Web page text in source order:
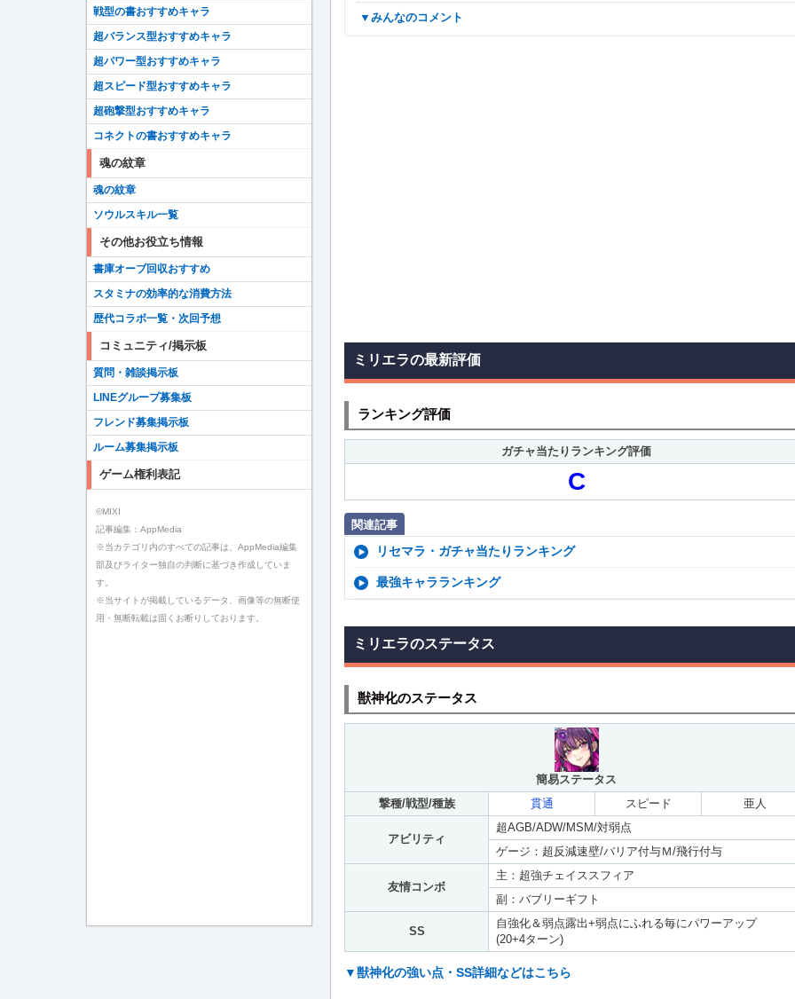
▼みんなのコメント
ミリエラの最新評価
ランキング評価
ガチャ当たりランキング評価
C
関連記事
リセマラ・ガチャ当たりランキング
最強キャラランキング
ミリエラのステータス
獣神化のステータス
簡易ステータス
撃種/戦型/種族
貫通 スピード 亜人
アビリティ
超AGB/ADW/MSM/対弱点
ゲージ：超反減速壁/バリア付与Ｍ/飛行付与
友情コンボ
主：超強チェイススフィア
副：バブリーギフト
SS
自強化＆弱点露出+弱点にふれる毎にパワーアップ
(20+4ターン)
▼獣神化の強い点・SS詳細などはこちら
戦型の書おすすめキャラ
超バランス型おすすめキャラ
超パワー型おすすめキャラ
超スピード型おすすめキャラ
超砲撃型おすすめキャラ
コネクトの書おすすめキャラ
魂の紋章
魂の紋章
ソウルスキル一覧
その他お役立ち情報
書庫オーブ回収おすすめ
スタミナの効率的な消費方法
歴代コラボ一覧・次回予想
コミュニティ/掲示板
質問・雑談掲示板
LINEグループ募集板
フレンド募集掲示板
ルーム募集掲示板
ゲーム権利表記
©MIXI
記事編集：AppMedia
※当カテゴリ内のすべての記事は、AppMedia編集
部及びライター独自の判断に基づき作成していま
す。
※当サイトが掲載しているデータ、画像等の無断使
用・無断転載は固くお断りしております。